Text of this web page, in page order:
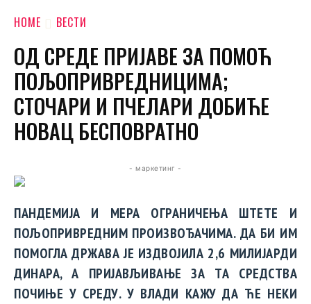
HOME ВЕСТИ
ОД СРЕДЕ ПРИЈАВЕ ЗА ПОМОЋ
ПОЉОПРИВРЕДНИЦИМА;
СТОЧАРИ И ПЧЕЛАРИ ДОБИЋЕ
НОВАЦ БЕСПОВРАТНО
- маркетинг -
ПАНДЕМИЈА И МЕРА ОГРАНИЧЕЊА ШТЕТЕ И
ПОЉОПРИВРЕДНИМ ПРОИЗВОЂАЧИМА. ДА БИ ИМ
ПОМОГЛА ДРЖАВА ЈЕ ИЗДВОЈИЛА 2,6 МИЛИЈАРДИ
ДИНАРА, А ПРИЈАВЉИВАЊЕ ЗА ТА СРЕДСТВА
ПОЧИЊЕ У СРЕДУ. У ВЛАДИ КАЖУ ДА ЋЕ НЕКИ